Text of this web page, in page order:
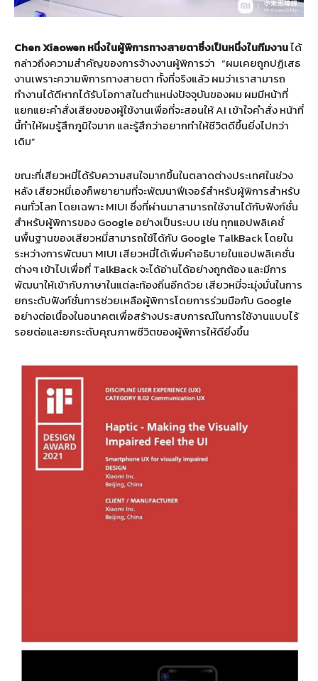
Chen Xiaowen หนึ่งในผู้พิการทางสายตาซึ่งเป็นหนึ่งในทีมงานได้
กล่าวถึงความสำคัญของการจ้างงานผู้พิการว่า “ผมเคยถูกปฏิเสธ
งานเพราะความพิการทางสายตา ทั้งที่จริงแล้ว ผมว่าเราสามารถ
ทำงานได้ดีหากได้รับโอกาสในตำแหน่งปัจจุบันของผม ผมมีหน้าที่
แยกแยะคำสั่งเสียงของผู้ใช้งานเพื่อที่จะสอนให้ AI เข้าใจคำสั่ง หน้าที่
นี้ทำให้ผมรู้สึกภูมิใจมาก และรู้สึกว่าอยากทำให้ชีวิตดีขึ้นยิ่งไปกว่า
เดิม”
ขณะที่เสียวหมี่ได้รับความสนใจมากขึ้นในตลาดต่างประเทศในช่วง
หลัง เสียวหมี่เองก็พยายามที่จะพัฒนาฟีเจอร์สำหรับผู้พิการสำหรับ
คนทั่วโลก โดยเฉพาะ MIUI ซึ่งที่ผ่านมาสามารถใช้งานได้กับฟังก์ชั่น
สำหรับผู้พิการของ Google อย่างเป็นระบบ เช่น ทุกแอปพลิเคชั่
นพื้นฐานของเสียวหมี่สามารถใช้ได้กับ Google TalkBack โดยใน
ระหว่างการพัฒนา MIUI เสียวหมี่ได้เพิ่มคำอธิบายในแอปพลิเคชั่น
ต่างๆ เข้าไปเพื่อที่ TalkBack จะได้อ่านได้อย่างถูกต้อง และมีการ
พัฒนาให้เข้ากับภาษาในแต่ละท้องถิ่นอีกด้วย เสียวหมี่จะมุ่งมั่นในการ
ยกระดับฟังก์ชั่นการช่วยเหลือผู้พิการโดยการร่วมมือกับ Google
อย่างต่อเนื่องในอนาคตเพื่อสร้างประสบการณ์ในการใช้งานแบบไร้
รอยต่อและยกระดับคุณภาพชีวิตของผู้พิการให้ดียิ่งขึ้น